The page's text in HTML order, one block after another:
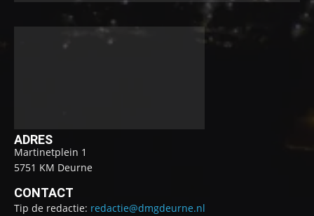
ADRES
Martinetplein 1
5751 KM Deurne
CONTACT
Tip de redactie: redactie@dmgdeurne.nl